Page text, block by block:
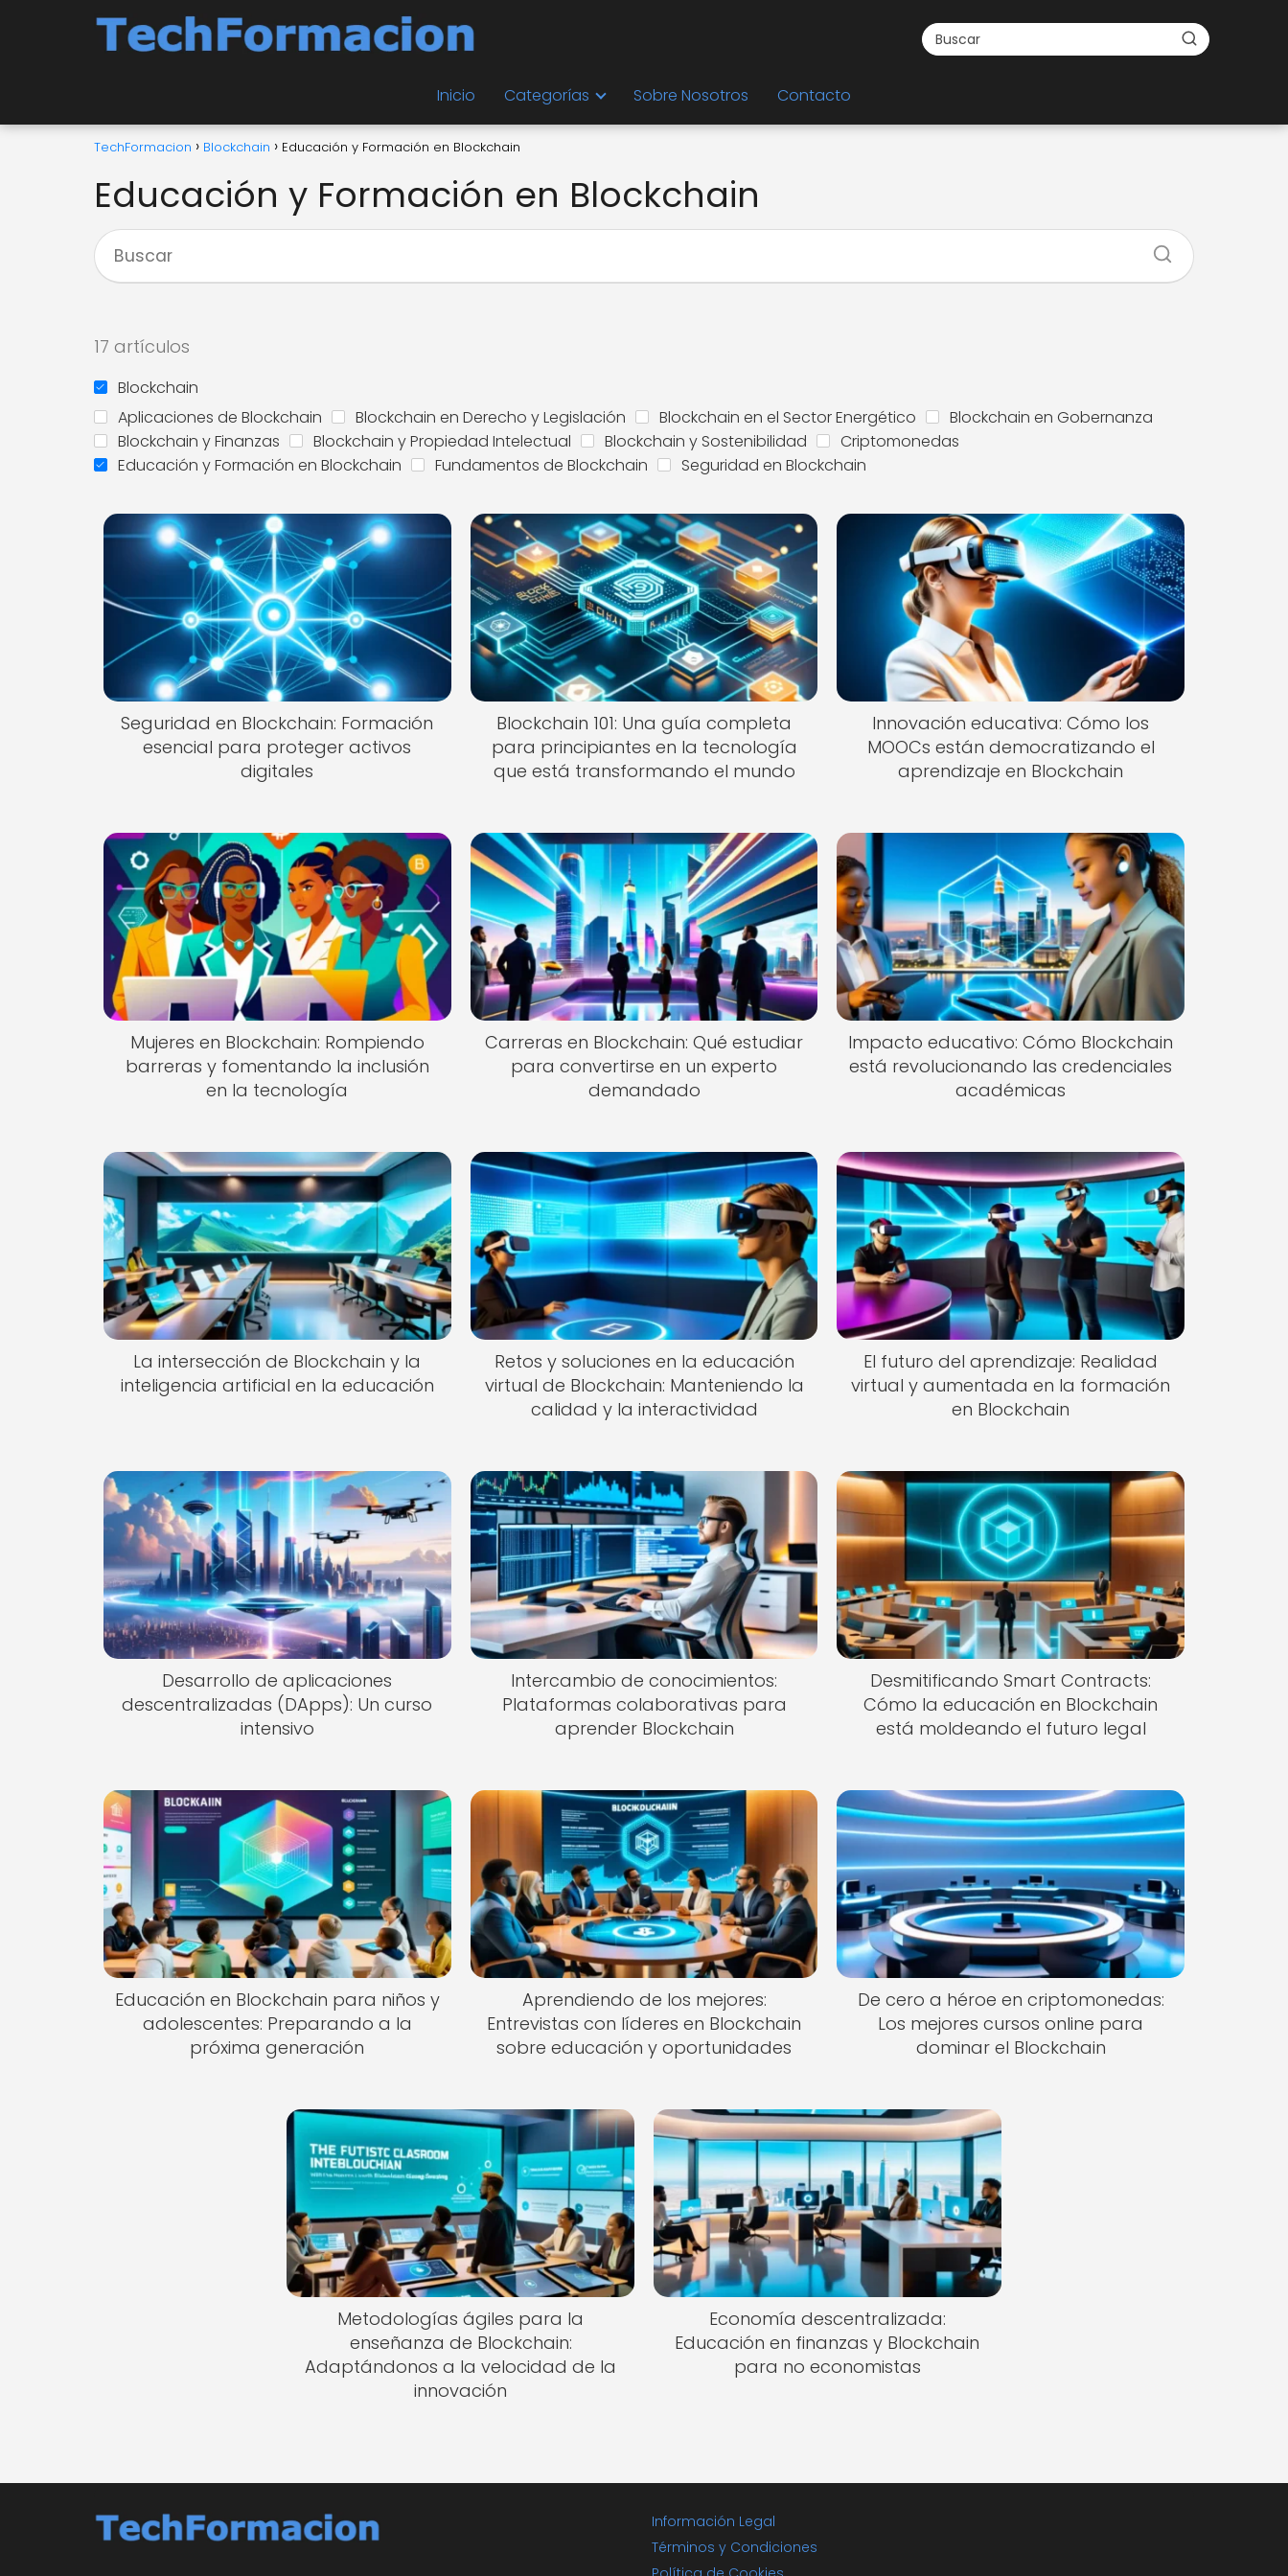
Inicio Categorías Sobre Nosotros Contacto
TechFormacion Blockchain Educación y Formación en Blockchain
Educación y Formación en Blockchain
17 artículos
Blockchain
Aplicaciones de Blockchain
Blockchain en Derecho y Legislación Blockchain en el Sector Energético
Blockchain en Gobernanza
Blockchain y Finanzas
Blockchain y Propiedad Intelectual Blockchain y Sostenibilidad
Criptomonedas
Educación y Formación en Blockchain
Fundamentos de Blockchain Seguridad en Blockchain
Seguridad en Blockchain: Formación
esencial para proteger activos
digitales
Blockchain 101: Una guía completa
para principiantes en la tecnología
que está transformando el mundo
Innovación educativa: Cómo los
MOOCs están democratizando el
aprendizaje en Blockchain
Mujeres en Blockchain: Rompiendo
barreras y fomentando la inclusión
en la tecnología
Carreras en Blockchain: Qué estudiar
para convertirse en un experto
demandado
Impacto educativo: Cómo Blockchain
está revolucionando las credenciales
académicas
La intersección de Blockchain y la
inteligencia artificial en la educación
Retos y soluciones en la educación
virtual de Blockchain: Manteniendo la
calidad y la interactividad
El futuro del aprendizaje: Realidad
virtual y aumentada en la formación
en Blockchain
Desarrollo de aplicaciones
descentralizadas (DApps): Un curso
intensivo
Intercambio de conocimientos:
Plataformas colaborativas para
aprender Blockchain
Desmitificando Smart Contracts:
Cómo la educación en Blockchain
está moldeando el futuro legal
Educación en Blockchain para niños y
adolescentes: Preparando a la
próxima generación
Aprendiendo de los mejores:
Entrevistas con líderes en Blockchain
sobre educación y oportunidades
De cero a héroe en criptomonedas:
Los mejores cursos online para
dominar el Blockchain
Metodologías ágiles para la
enseñanza de Blockchain:
Adaptándonos a la velocidad de la
innovación
Economía descentralizada:
Educación en finanzas y Blockchain
para no economistas
Información Legal
Términos y Condiciones